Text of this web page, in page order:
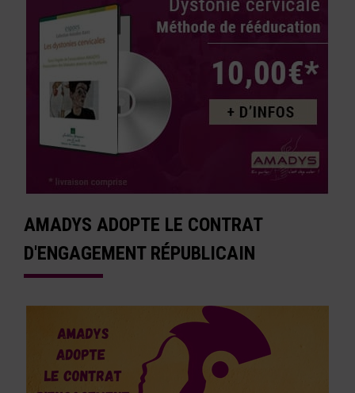
AMADYS ADOPTE LE CONTRAT
D'ENGAGEMENT RÉPUBLICAIN